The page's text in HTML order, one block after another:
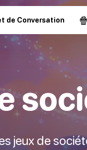
de Conversation 🍿
jeux de